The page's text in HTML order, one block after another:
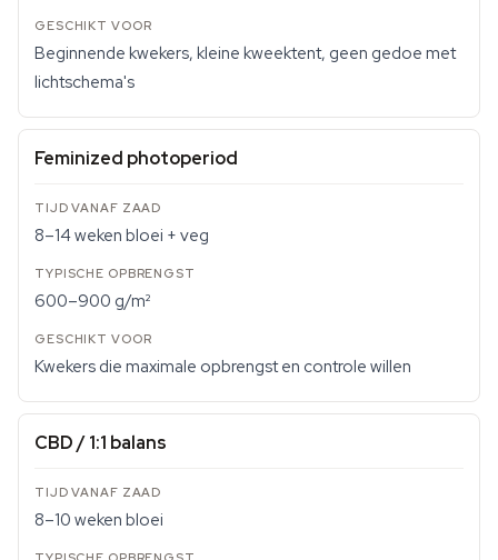
Beginnende kwekers, kleine kweektent, geen gedoe met
lichtschema's
Feminized photoperiod
8–14 weken bloei + veg
600–900 g/m²
Kwekers die maximale opbrengst en controle willen
CBD / 1:1 balans
8–10 weken bloei